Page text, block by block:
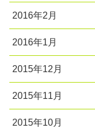
2016年2月
2016年1月
2015年12月
2015年11月
2015年10月